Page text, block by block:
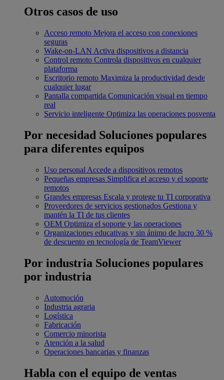
Otros casos de uso
Acceso remoto Mejora el acceso con conexiones
seguras
Wake-on-LAN Activa dispositivos a distancia
Control remoto Controla dispositivos en cualquier
plataforma
Escritorio remoto Maximiza la productividad desde
cualquier lugar
Pantalla compartida Comunicación visual en tiempo
real
Servicio inteligente Optimiza las operaciones posventa
Por necesidad Soluciones populares
para diferentes equipos
Uso personal Accede a dispositivos remotos
Pequeñas empresas Simplifica el acceso y el soporte
remotos
Grandes empresas Escala y protege tu TI corporativa
Proveedores de servicios gestionados Gestiona y
mantén la TI de tus clientes
OEM Optimiza el soporte y las operaciones
Organizaciones educativas y sin ánimo de lucro 30 %
de descuento en tecnología de TeamViewer
Por industria Soluciones populares
por industria
Automoción
Industria agraria
Logística
Fabricación
Comercio minorista
Atención a la salud
Operaciones bancarias y finanzas
Habla con el equipo de ventas